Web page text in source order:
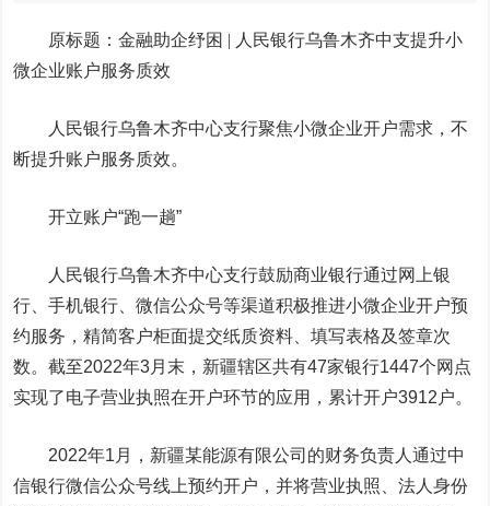
原标题：金融助企纾困 | 人民银行乌鲁木齐中支提升小
微企业账户服务质效
人民银行乌鲁木齐中心支行聚焦小微企业开户需求，不
断提升账户服务质效。
开立账户“跑一趟”
人民银行乌鲁木齐中心支行鼓励商业银行通过网上银
行、手机银行、微信公众号等渠道积极推进小微企业开户预
约服务，精简客户柜面提交纸质资料、填写表格及签章次
数。截至2022年3月末，新疆辖区共有47家银行1447个网点
实现了电子营业执照在开户环节的应用，累计开户3912户。
2022年1月，新疆某能源有限公司的财务负责人通过中
信银行微信公众号线上预约开户，并将营业执照、法人身份